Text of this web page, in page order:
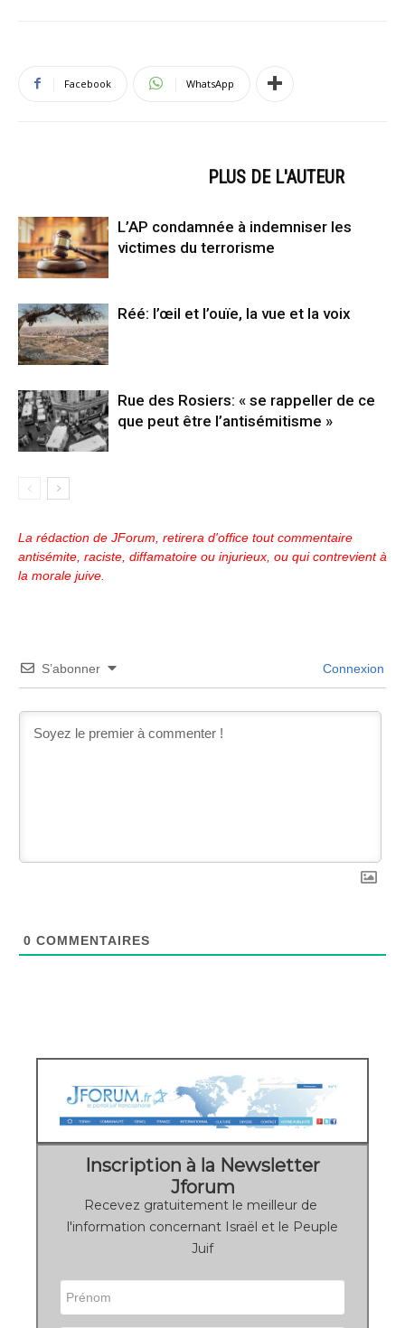
Facebook WhatsApp
PLUS DE L'AUTEUR
L’AP condamnée à indemniser les
victimes du terrorisme
Réé: l’œil et l’ouïe, la vue et la voix
Rue des Rosiers: « se rappeller de ce
que peut être l’antisémitisme »
La rédaction de JForum, retirera d'office tout commentaire
antisémite, raciste, diffamatoire ou injurieux, ou qui contrevient à
la morale juive.
S’abonner Connexion
0 COMMENTAIRES
Inscription à la Newsletter
Jforum
Recevez gratuitement le meilleur de
l'information concernant Israël et le Peuple
Juif